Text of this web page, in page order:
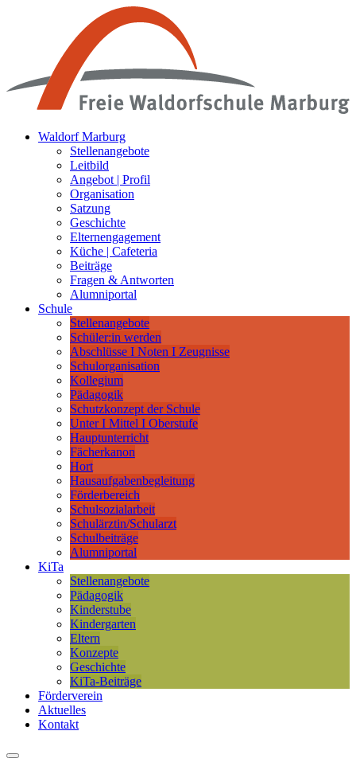
Waldorf Marburg
Stellenangebote
Leitbild
Angebot | Profil
Organisation
Satzung
Geschichte
Elternengagement
Küche | Cafeteria
Beiträge
Fragen & Antworten
Alumniportal
Schule
Stellenangebote
Schüler:in werden
Abschlüsse I Noten I Zeugnisse
Schulorganisation
Kollegium
Pädagogik
Schutzkonzept der Schule
Unter I Mittel I Oberstufe
Hauptunterricht
Fächerkanon
Hort
Hausaufgabenbegleitung
Förderbereich
Schulsozialarbeit
Schulärztin/Schularzt
Schulbeiträge
Alumniportal
KiTa
Stellenangebote
Pädagogik
Kinderstube
Kindergarten
Eltern
Konzepte
Geschichte
KiTa-Beiträge
Förderverein
Aktuelles
Kontakt